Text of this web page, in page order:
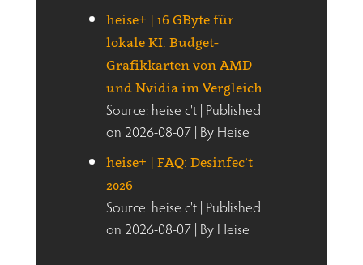
heise+ | 16 GByte für
lokale KI: Budget-
Grafikkarten von AMD
und Nvidia im Vergleich
Source: heise c't Published
on 2026-08-07 By Heise
heise+ | FAQ: Desinfec’t
2026
Source: heise c't Published
on 2026-08-07 By Heise